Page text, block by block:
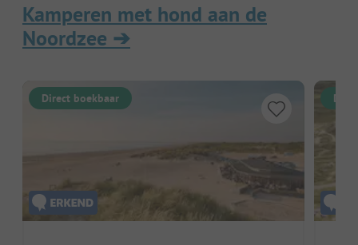
Kamperen met hond aan de
Noordzee ➔
Direct boekbaar